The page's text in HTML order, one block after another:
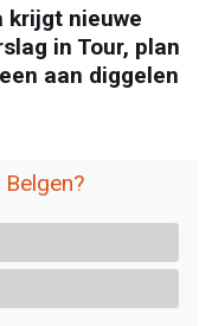
krijgt nieuwe
in Tour, plan
aan diggelen